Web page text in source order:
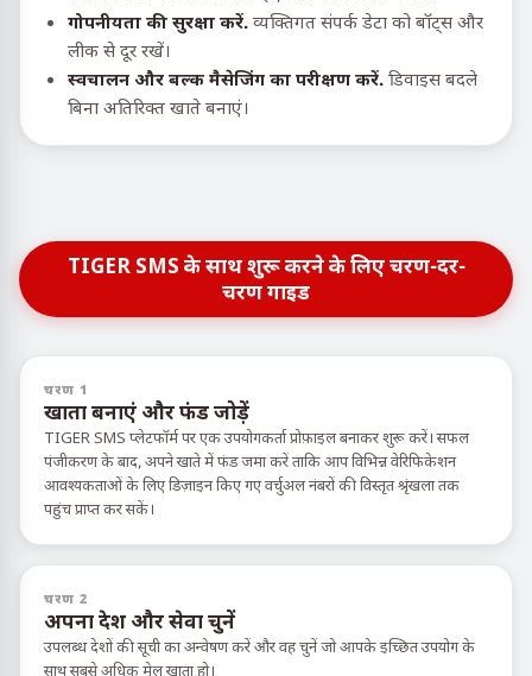
गोपनीयता की सुरक्षा करें. व्यक्तिगत संपर्क डेटा को बॉट्स और
लीक से दूर रखें।
स्वचालन और बल्क मैसेजिंग का परीक्षण करें. डिवाइस बदले
बिना अतिरिक्त खाते बनाएं।
TIGER SMS के साथ शुरू करने के लिए चरण-दर-
चरण गाइड
चरण 1
खाता बनाएं और फंड जोड़ें
TIGER SMS प्लेटफॉर्म पर एक उपयोगकर्ता प्रोफ़ाइल बनाकर शुरू करें। सफल
पंजीकरण के बाद, अपने खाते में फंड जमा करें ताकि आप विभिन्न वेरिफिकेशन
आवश्यकताओं के लिए डिज़ाइन किए गए वर्चुअल नंबरों की विस्तृत श्रृंखला तक
पहुंच प्राप्त कर सकें।
चरण 2
अपना देश और सेवा चुनें
उपलब्ध देशों की सूची का अन्वेषण करें और वह चुनें जो आपके इच्छित उपयोग के
साथ सबसे अधिक मेल खाता हो।